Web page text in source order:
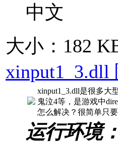
中文
大小：182
xinput1_3.dll
xinput1_3.dll是很多大
鬼泣4等，是游戏中
怎么解决？很简单只
运行环境：